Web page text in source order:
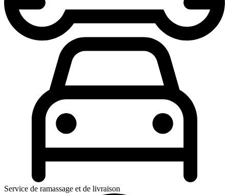
Service de ramassage et de livraison